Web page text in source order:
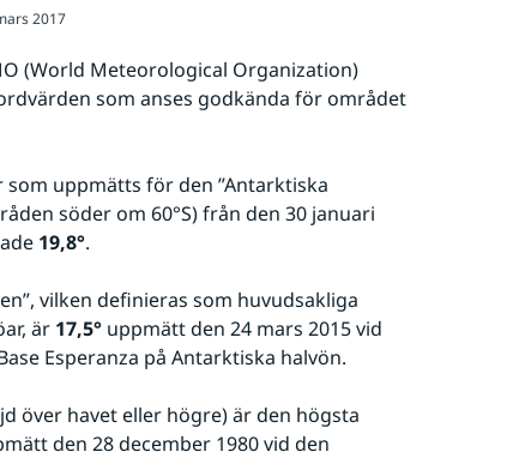
2017
(World Meteorological Organization)
som anses godkända för området
uppmätts för den ”Antarktiska
söder om 60°S) från den 30 januari
19,8°.
vilken definieras som huvudsakliga
är 17,5° uppmätt den 24 mars 2015 vid
Esperanza på Antarktiska halvön.
över havet eller högre) är den högsta
den 28 december 1980 vid den